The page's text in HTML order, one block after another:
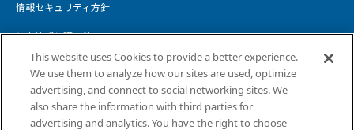
情報セキュリティ方針
個人情報保護方針
ウェブサイトプライバシーポリシー
コピーライト・免責事項
This website uses Cookies to provide a better experience.
We use them to analyze how our sites are used, optimize
advertising, and connect to social networking sites. We
also share the information with third parties for
advertising and analytics. You have the right to choose